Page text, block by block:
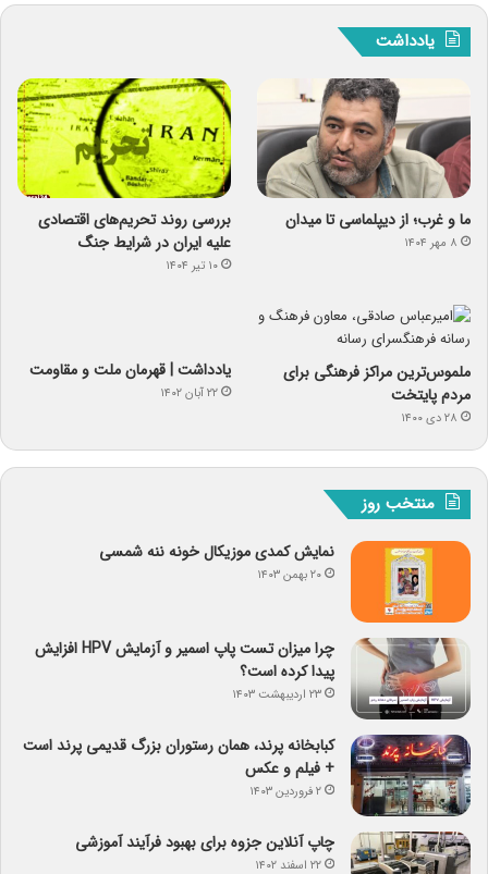
یادداشت
ما و غرب؛ از دیپلماسی تا میدان
۸ مهر ۱۴۰۴
بررسی روند تحریم‌های اقتصادی
علیه ایران در شرایط جنگ
۱۰ تیر ۱۴۰۴
ملموس‌ترین مراکز فرهنگی برای
مردم پایتخت
۲۸ دی ۱۴۰۰
یادداشت | قهرمان ملت و مقاومت
۲۲ آبان ۱۴۰۲
منتخب روز
نمایش کمدی موزیکال خونه ننه شمسی
۲۰ بهمن ۱۴۰۳
چرا میزان تست پاپ اسمیر و آزمایش HPV افزایش
پیدا کرده است؟
۲۳ اردیبهشت ۱۴۰۳
کبابخانه پرند، همان رستوران بزرگ قدیمی پرند است
+ فیلم و عکس
۲ فروردین ۱۴۰۳
چاپ آنلاین جزوه برای بهبود فرآیند آموزشی
۲۲ اسفند ۱۴۰۲